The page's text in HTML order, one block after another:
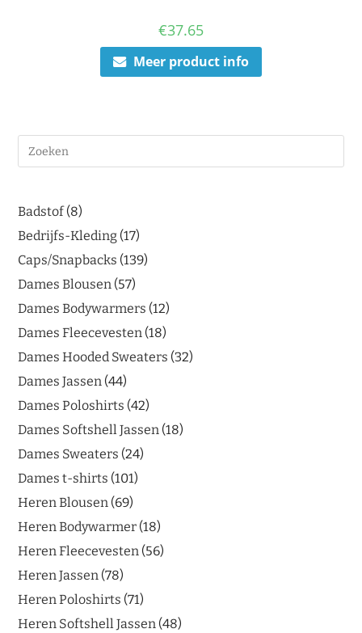
€37.65
Meer product info
Badstof 8
Bedrijfs-Kleding 17
Caps/Snapbacks 139
Dames Blousen 57
Dames Bodywarmers 12
Dames Fleecevesten 18
Dames Hooded Sweaters 32
Dames Jassen 44
Dames Poloshirts 42
Dames Softshell Jassen 18
Dames Sweaters 24
Dames t-shirts 101
Heren Blousen 69
Heren Bodywarmer 18
Heren Fleecevesten 56
Heren Jassen 78
Heren Poloshirts 71
Heren Softshell Jassen 48